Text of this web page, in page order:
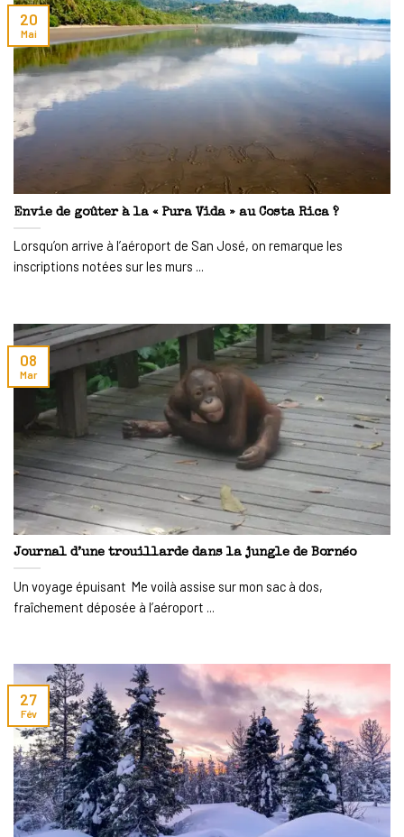
Envie de goûter à la « Pura Vida » au Costa Rica ?
Lorsqu’on arrive à l’aéroport de San José, on remarque les
inscriptions notées sur les murs ...
20
Mai
Journal d’une trouillarde dans la jungle de Bornéo
Un voyage épuisant Me voilà assise sur mon sac à dos,
fraîchement déposée à l’aéroport ...
08
Mar
27
Fév